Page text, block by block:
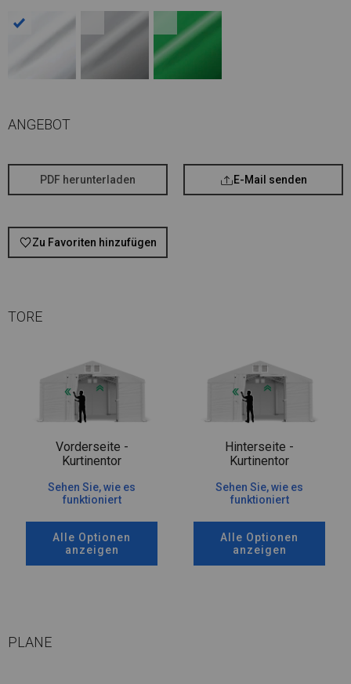
ANGEBOT
PDF herunterladen E-Mail senden
Zu Favoriten hinzufügen
TORE
Vorderseite -
Kurtinentor
Sehen Sie, wie es
funktioniert
Alle Optionen
anzeigen
Hinterseite -
Kurtinentor
Sehen Sie, wie es
funktioniert
Alle Optionen
anzeigen
PLANE